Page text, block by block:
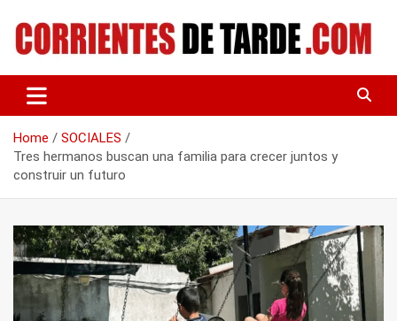
content
CORRIENTES DE TARDE
Home
SOCIALES
Tres hermanos buscan una familia para crecer juntos y
construir un futuro